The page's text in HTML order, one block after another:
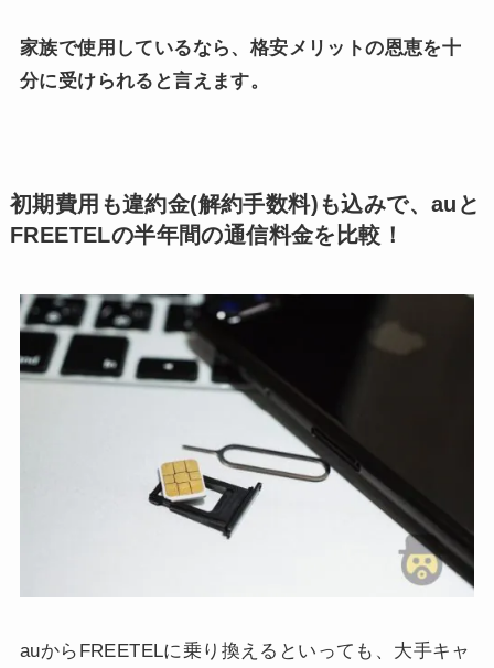
家族で使用しているなら、格安メリットの恩恵を十
分に受けられると言えます。
初期費用も違約金(解約手数料)も込みで、auと
FREETELの半年間の通信料金を比較！
auからFREETELに乗り換えるといっても、大手キャ